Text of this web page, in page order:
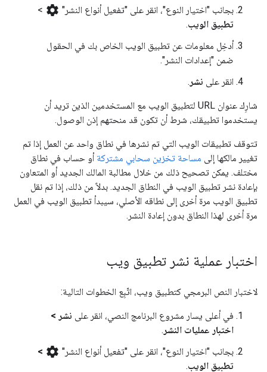
بجانب "اختيار النوع"، انقر على "تفعيل أنواع النشر" settings
>
تطبيق الويب.
أدخِل معلومات عن تطبيق الويب الخاص بك في الحقول
ضمن "إعدادات النشر".
انقر على نشر .
شارِك عنوان URL لتطبيق الويب مع المستخدمين الذين تريد أن
يستخدموا تطبيقك، شرط أن تكون قد منحتهم إذن الوصول.
تتوقف تطبيقات الويب التي تم نشرها في نطاق واحد عن العمل إذا تم
تغيير مالكها إلى مساحة تخزين سحابي مشتركة أو حساب في نطاق
مختلف. يمكن تصحيح ذلك من خلال مطالبة المالك الجديد أو المتعاون
بإعادة نشر تطبيق الويب في النطاق الجديد. بدلاً من ذلك، إذا تم نقل
تطبيق الويب مرة أخرى إلى نطاقه الأصلي، سيبدأ تطبيق الويب في العمل
مرة أخرى لهذا النطاق بدون إعادة النشر.
اختبار عملية نشر تطبيق ويب
لاختبار النص البرمجي كتطبيق ويب، اتّبِع الخطوات التالية:
في أعلى يسار مشروع البرنامج النصي، انقر على نشر >
اختبار عمليات النشر .
بجانب "اختيار النوع"، انقر على "تفعيل أنواع النشر" settings
>
تطبيق الويب.